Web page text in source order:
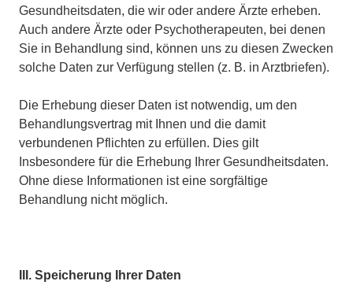
Gesundheitsdaten, die wir oder andere Ärzte erheben.
Auch andere Ärzte oder Psychotherapeuten, bei denen
Sie in Behandlung sind, können uns zu diesen Zwecken
solche Daten zur Verfügung stellen (z. B. in Arztbriefen).
Die Erhebung dieser Daten ist notwendig, um den
Behandlungsvertrag mit Ihnen und die damit
verbundenen Pflichten zu erfüllen. Dies gilt
Insbesondere für die Erhebung Ihrer Gesundheitsdaten.
Ohne diese Informationen ist eine sorgfältige
Behandlung nicht möglich.
III. Speicherung Ihrer Daten